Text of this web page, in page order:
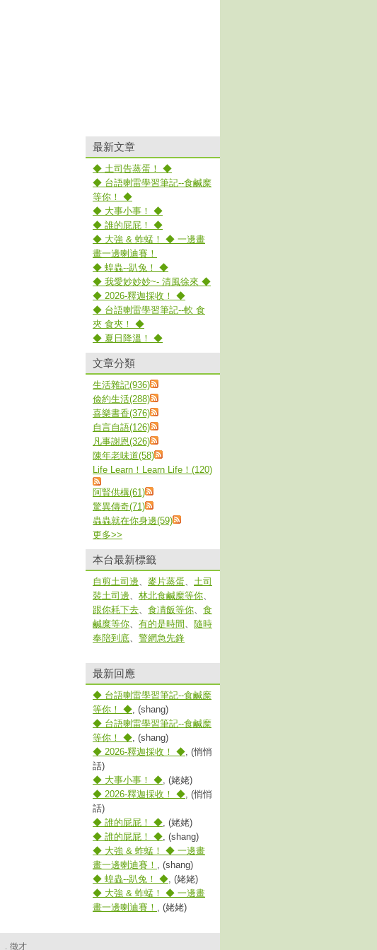
最新文章
◆ 土司告蒸蛋！ ◆
◆ 台語喇雷學習筆記--食鹹糜
等你！ ◆
◆ 大事小事！ ◆
◆ 誰的屁屁！ ◆
◆ 大強 & 蚱蜢！ ◆ 一邊畫
畫一邊喇迪賽！
◆ 蝗蟲--趴兔！ ◆
◆ 我愛妙妙妙~- 清風徐來 ◆
◆ 2026-釋迦採收！ ◆
◆ 台語喇雷學習筆記--軟 食
夾 食夾！ ◆
◆ 夏日降溫！ ◆
文章分類
生活雜記(936)
儉約生活(288)
喜樂書香(376)
自言自語(126)
凡事謝恩(326)
陳年老味道(58)
Life Learn！Learn Life！(120)
阿賢供構(61)
驚異傳奇(71)
蟲蟲就在你身邊(59)
更多>>
本台最新標籤
自剪土司邊、 麥片蒸蛋、 土司
裝土司邊、 林北食鹹糜等你、
跟你耗下去、 食凊飯等你、 食
鹹糜等你、 有的是時間 、 隨時
奉陪到底、 警網急先鋒
最新回應
◆ 台語喇雷學習筆記--食鹹糜
等你！ ◆, (shang)
◆ 台語喇雷學習筆記--食鹹糜
等你！ ◆, (shang)
◆ 2026-釋迦採收！ ◆, (悄悄
話)
◆ 大事小事！ ◆, (姥姥)
◆ 2026-釋迦採收！ ◆, (悄悄
話)
◆ 誰的屁屁！ ◆, (姥姥)
◆ 誰的屁屁！ ◆, (shang)
◆ 大強 & 蚱蜢！ ◆ 一邊畫
畫一邊喇迪賽！ , (shang)
◆ 蝗蟲--趴兔！ ◆, (姥姥)
◆ 大強 & 蚱蜢！ ◆ 一邊畫
畫一邊喇迪賽！ , (姥姥)
． 徵才